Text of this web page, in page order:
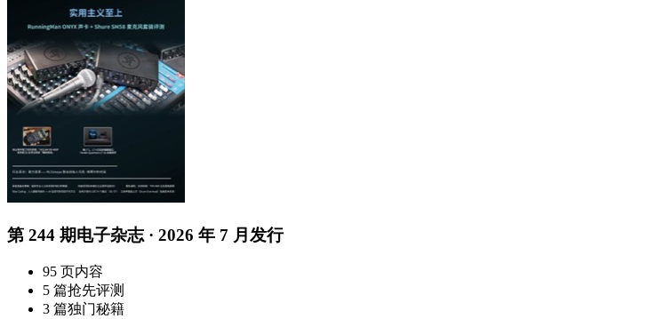
第 244 期电子杂志 · 2026 年 7 月发行
95 页内容
5 篇抢先评测
3 篇独门秘籍